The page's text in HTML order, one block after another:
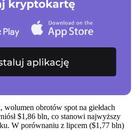
wolumen obrotów spot na giełdach
$1,86 bln, co stanowi najwyższy
W porównaniu z lipcem ($1,77 bln)